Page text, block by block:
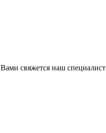
свяжется наш специалист